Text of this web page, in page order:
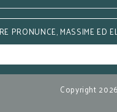
PRONUNCE, MASSIME ED
Copyright